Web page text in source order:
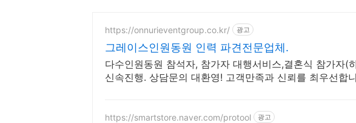
https://onnurieventgroup.co.kr/ 광고
그레이스인원동원 인력 파견전문업체.
다수인원동원 참석자, 참가자 대행서비스,결혼식 참가자(
신속진행. 상담문의 대환영! 고객만족과 신뢰를 최우선합
https://smartstore.naver.com/protool 광고